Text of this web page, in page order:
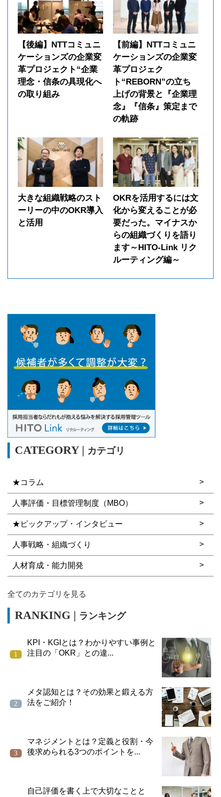
【後編】NTTコミュニ
ケーションズの企業変
革プロジェクト“企業
理念・信条の具現化へ
の取り組み
【前編】NTTコミュニ
ケーションズの企業変
革プロジェク
ト“REBORN”の立ち
上げの背景と『企業理
念』『信条』策定まで
の軌跡
大きな組織戦略のスト
ーリーの中のOKR導入
と活用
OKRを活用するには文
化から変えることが必
要だった。マイナスか
らの組織づくりを語り
ます～HITO-Link リク
ルーティング編～
カテゴリ
★コラム
人事評価・目標管理制度（MBO）
★ピックアップ・インタビュー
人事戦略・組織づくり
人材育成・能力開発
全てのカテゴリを見る
ランキング
KPI・KGIとは？わかりやすい事例と
注目の「OKR」との違...
メタ認知とは？その効果と鍛える方
法をご紹介！
マネジメントとは？定義と役割・今
後求められる3つのポイントを...
自己評価を書く上で大切なことと